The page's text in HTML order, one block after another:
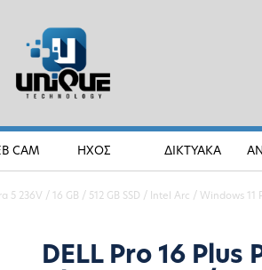
CAM ΗΧΟΣ ΔΙΚΤΥΑΚΑ
5 236V / 16 GB / 512 GB SSD / Intel Arc / Windows
DELL Pro 16 Plus